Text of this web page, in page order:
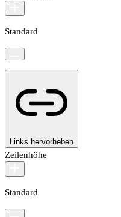
Standard
Links hervorheben
Zeilenhöhe
Standard